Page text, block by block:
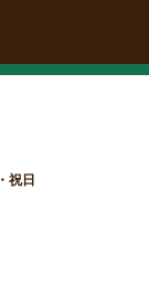
祝日